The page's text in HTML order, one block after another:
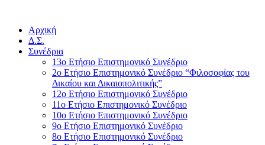
Αρχική
Δ.Σ.
Συνέδρια
13ο Ετήσιο Επιστημονικό Συνέδριο
2ο Ετήσιο Επιστημονικό Συνέδριο “Φιλοσοφίας του
Δικαίου και Δικαιοπολιτικής”
12ο Ετήσιο Επιστημονικό Συνέδριο
11ο Ετήσιο Επιστημονικό Συνέδριο
10ο Ετήσιο Επιστημονικό Συνέδριο
9ο Ετήσιο Επιστημονικό Συνέδριο
8ο Ετήσιο Επιστημονικό Συνέδριο